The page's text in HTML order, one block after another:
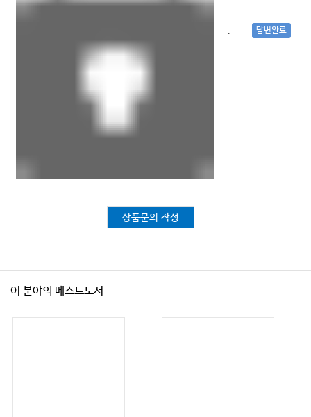
01. 태양인 표병(외감 요척병론)
03. 태양인 증상의 예후
제1장 개요
제2장 심을 중심으로 한 성정에 따른 양생법
제3장 신을 중심으로 한 지행에 따른 양생법
제4장 식이요법에 따른 양생법
. 답변완료
상품문의 작성
이 분야의 베스트도서